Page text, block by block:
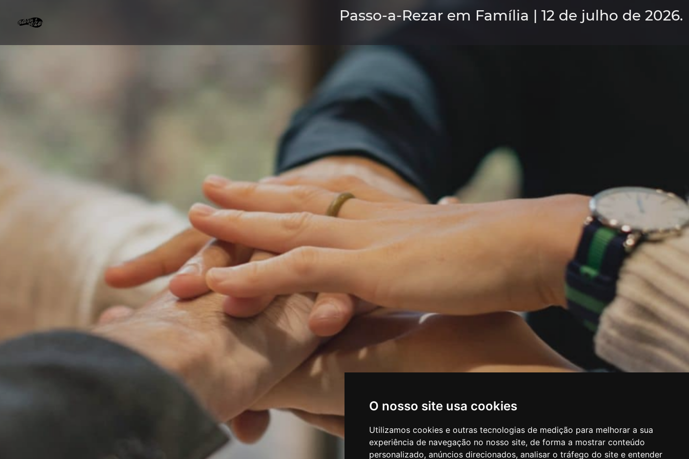
O nosso site usa cookies
Utilizamos cookies e outras tecnologias de medição para melhorar a sua
experiência de navegação no nosso site, de forma a mostrar conteúdo
personalizado, anúncios direcionados, analisar o tráfego do site e entender
Passo-a-Rezar em Família | 12 de julho de 2026.